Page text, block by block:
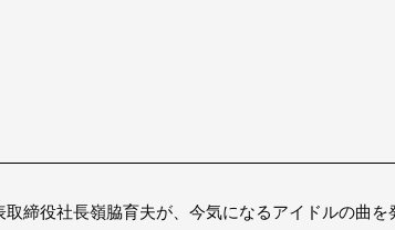
締役社長嶺脇育夫が、今気になるアイドルの曲